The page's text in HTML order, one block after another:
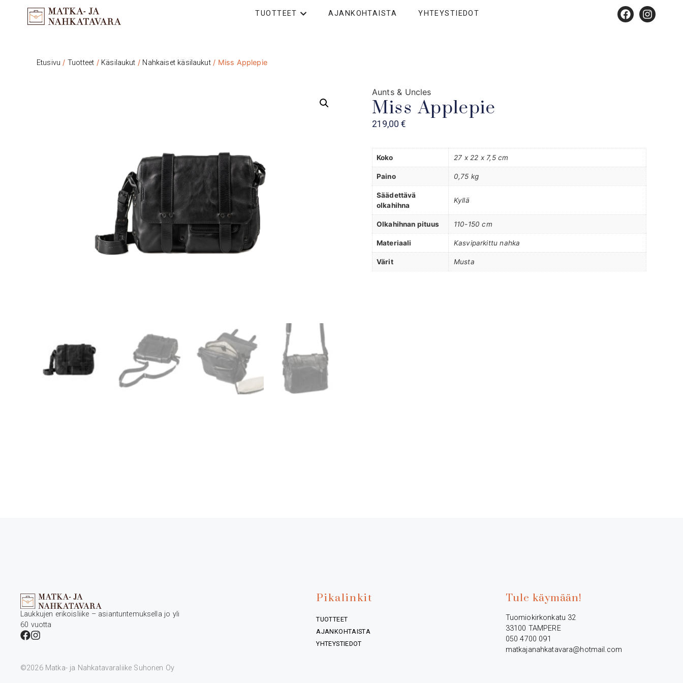
TUOTTEET AJANKOHTAISTA YHTEYSTIEDOT
Etusivu / Tuotteet / Käsilaukut / Nahkaiset käsilaukut/ Miss Applepie
Aunts & Uncles
Miss Applepie
219,00 €
Koko 27 x 22 x 7,5 cm
Paino 0,75 kg
Säädettävä
olkahihna
Kyllä
Olkahihnan pituus 110-150 cm
Materiaali Kasviparkittu nahka
Värit Musta
Laukkujen erikoisliike – asiantuntemuksella jo yli
60 vuotta
Pikalinkit
TUOTTEET
AJANKOHTAISTA
YHTEYSTIEDOT
Tule käymään!
Tuomiokirkonkatu 32
33100 TAMPERE
050 4700 091
matkajanahkatavara@hotmail.com
©2026 Matka- ja Nahkatavaraliike Suhonen Oy